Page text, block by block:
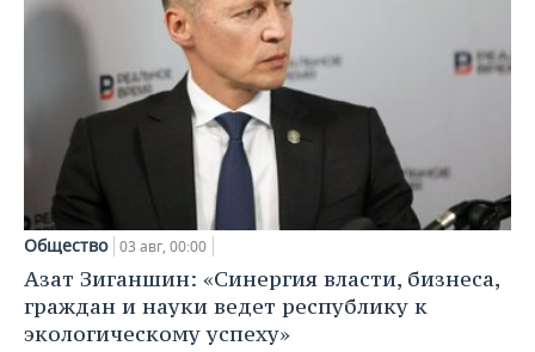
Общество 03 авг, 00:00
Азат Зиганшин: «Синергия власти, бизнеса,
граждан и науки ведет республику к
экологическому успеху»